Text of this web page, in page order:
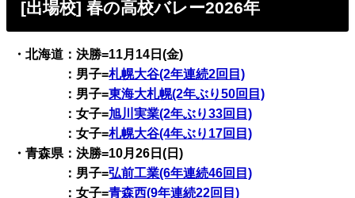
[出場校] 春の高校バレー2026年
・北海道：決勝=11月14日(金)
：男子=札幌大谷(2年連続2回目)
：男子=東海大札幌(2年ぶり50回目)
：女子=旭川実業(2年ぶり33回目)
：女子=札幌大谷(4年ぶり17回目)
・青森県：決勝=10月26日(日)
：男子=弘前工業(6年連続46回目)
：女子=青森西(9年連続22回目)